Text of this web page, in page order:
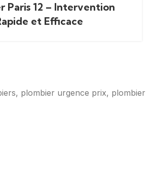
Paris 12 – Intervention
et Efficace